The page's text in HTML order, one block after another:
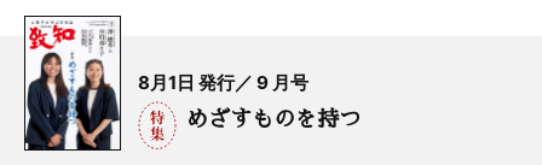
8月1日 発行／ 9 月号
めざすものを持つ